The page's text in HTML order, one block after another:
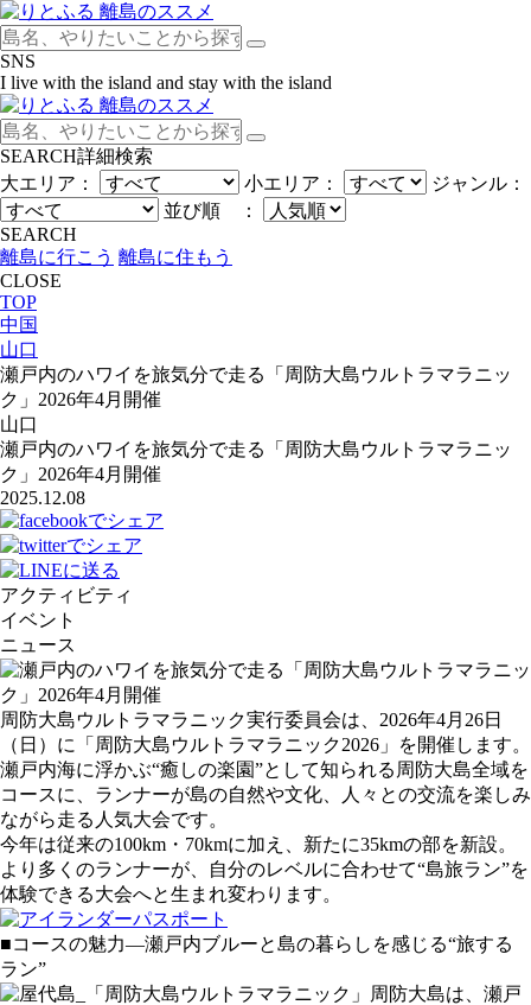
SNS
I live with the island and stay with the island
SEARCH詳細検索
大エリア：
小エリア：
ジャンル：
並び順 ：
SEARCH
離島に行こう 離島に住もう
CLOSE
TOP
中国
山口
瀬戸内のハワイを旅気分で走る「周防大島ウルトラマラニッ
ク」2026年4月開催
山口
瀬戸内のハワイを旅気分で走る「周防大島ウルトラマラニッ
ク」2026年4月開催
2025.12.08
アクティビティ
イベント
ニュース
周防大島ウルトラマラニック実行委員会は、2026年4月26日
（日）に「周防大島ウルトラマラニック2026」を開催します。
瀬戸内海に浮かぶ“癒しの楽園”として知られる周防大島全域を
コースに、ランナーが島の自然や文化、人々との交流を楽しみ
ながら走る人気大会です。
今年は従来の100km・70kmに加え、新たに35kmの部を新設。
より多くのランナーが、自分のレベルに合わせて“島旅ラン”を
体験できる大会へと生まれ変わります。
■コースの魅力—瀬戸内ブルーと島の暮らしを感じる“旅する
ラン”
周防大島は、瀬戸